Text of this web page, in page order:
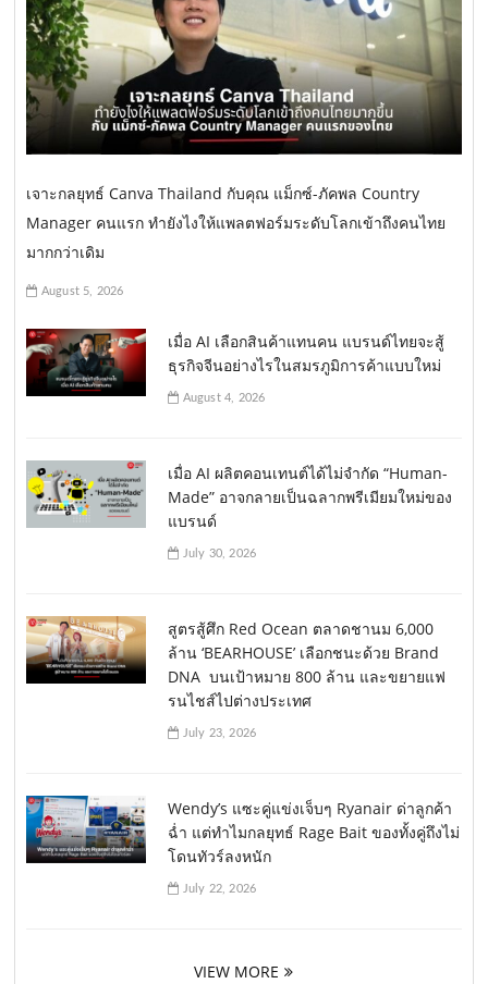
เจาะกลยุทธ์ Canva Thailand กับคุณ แม็กซ์-ภัคพล Country
Manager คนแรก ทำยังไงให้แพลตฟอร์มระดับโลกเข้าถึงคนไทย
มากกว่าเดิม
August 5, 2026
เมื่อ AI เลือกสินค้าแทนคน แบรนด์ไทยจะสู้
ธุรกิจจีนอย่างไรในสมรภูมิการค้าแบบใหม่
August 4, 2026
เมื่อ AI ผลิตคอนเทนต์ได้ไม่จำกัด “Human-
Made” อาจกลายเป็นฉลากพรีเมียมใหม่ของ
แบรนด์
July 30, 2026
สูตรสู้ศึก Red Ocean ตลาดชานม 6,000
ล้าน ‘BEARHOUSE’ เลือกชนะด้วย Brand
DNA บนเป้าหมาย 800 ล้าน และขยายแฟ
รนไชส์ไปต่างประเทศ
July 23, 2026
Wendy’s แซะคู่แข่งเจ็บๆ Ryanair ด่าลูกค้า
ฉ่ำ แต่ทำไมกลยุทธ์ Rage Bait ของทั้งคู่ถึงไม่
โดนทัวร์ลงหนัก
July 22, 2026
VIEW MORE